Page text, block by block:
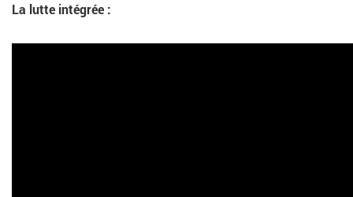
La lutte intégrée :